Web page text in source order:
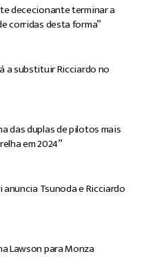
dececionante terminar a
corridas desta forma”
a substituir Ricciardo no
das duplas de pilotos mais
em 2024”
anuncia Tsunoda e Ricciardo
Lawson para Monza